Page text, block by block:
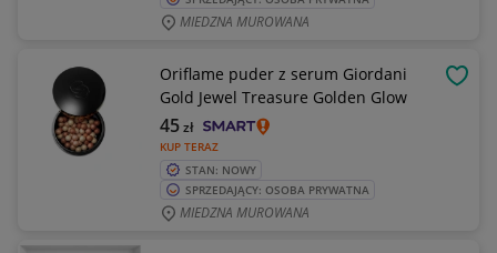
MIEDZNA MUROWANA
Oriflame puder z serum Giordani
Gold Jewel Treasure Golden Glow
KUP TERAZ
45zł
STAN: NOWY
SPRZEDAJĄCY: OSOBA PRYWATNA
MIEDZNA MUROWANA